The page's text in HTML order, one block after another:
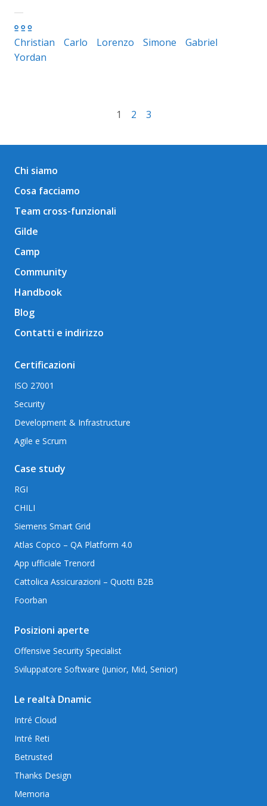
Christian Carlo Lorenzo Simone
Gabriel
Yordan
1 2 3
Chi siamo
Cosa facciamo
Team cross-funzionali
Gilde
Camp
Community
Handbook
Blog
Contatti e indirizzo
Certificazioni
ISO 27001
Security
Development & Infrastructure
Agile e Scrum
Case study
RGI
CHILI
Siemens Smart Grid
Atlas Copco – QA Platform 4.0
App ufficiale Trenord
Cattolica Assicurazioni – Quotti B2B
Foorban
Posizioni aperte
Offensive Security Specialist
Sviluppatore Software (Junior, Mid, Senior)
Le realtà Dnamic
Intré Cloud
Intré Reti
Betrusted
Thanks Design
Memoria